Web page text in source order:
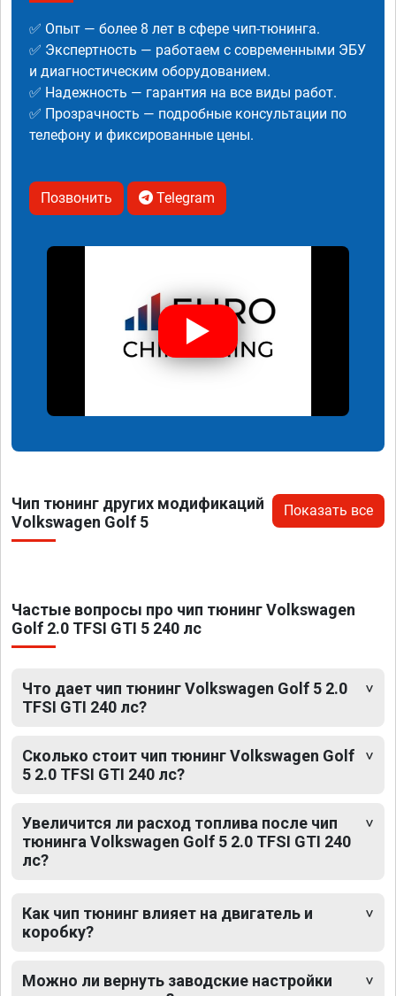
✅ Опыт — более 8 лет в сфере чип-тюнинга.
✅ Экспертность — работаем с современными ЭБУ
и диагностическим оборудованием.
✅ Надежность — гарантия на все виды работ.
✅ Прозрачность — подробные консультации по
телефону и фиксированные цены.
Позвонить Telegram
Чип тюнинг других модификаций
Volkswagen Golf 5
Показать все
Частые вопросы про чип тюнинг Volkswagen
Golf 2.0 TFSI GTI 5 240 лс
Что дает чип тюнинг Volkswagen Golf 5 2.0
TFSI GTI 240 лс?
Сколько стоит чип тюнинг Volkswagen Golf
5 2.0 TFSI GTI 240 лс?
Увеличится ли расход топлива после чип
тюнинга Volkswagen Golf 5 2.0 TFSI GTI 240
лс?
Как чип тюнинг влияет на двигатель и
коробку?
Можно ли вернуть заводские настройки